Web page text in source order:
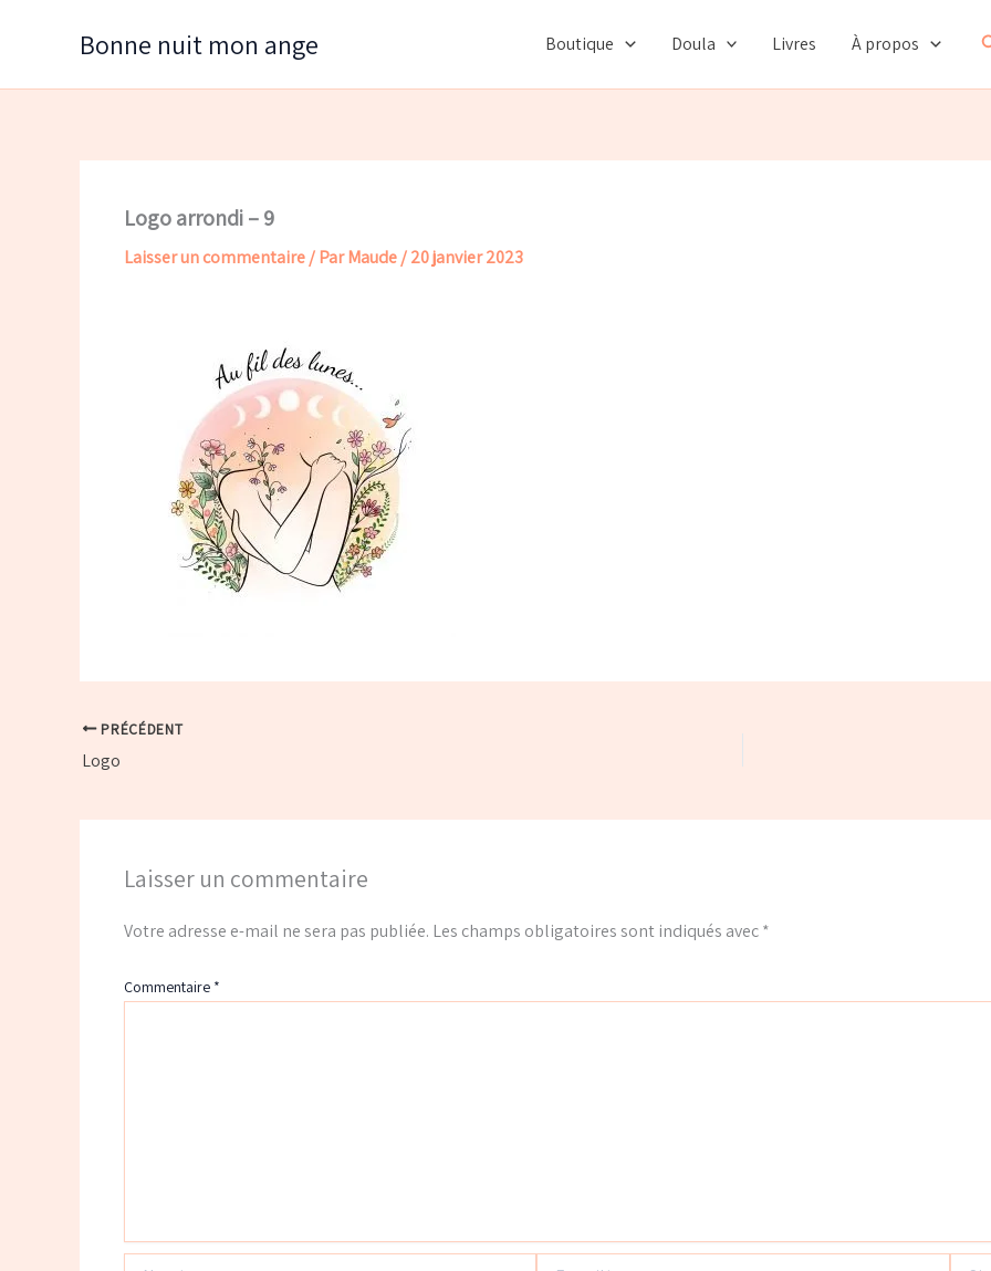
Bonne nuit mon ange Boutique Doula Livres À propos
Logo arrondi – 9
Laisser un commentaire/ ParMaude/20 janvier 2023
PRÉCÉDENT
Logo
Laisser un commentaire
Votre adresse e-mail ne sera pas publiée. Les champs obligatoires sont indiqués avec*
Commentaire *